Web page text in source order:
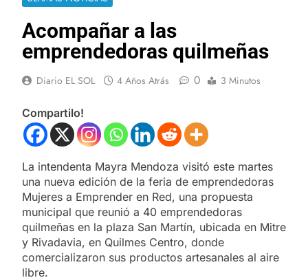
Acompañar a las
emprendedoras quilmeñas
Diario EL SOL 4 Años Atrás 0 3 Minutos
Compartilo!
La intendenta Mayra Mendoza visitó este martes
una nueva edición de la feria de emprendedoras
Mujeres a Emprender en Red, una propuesta
municipal que reunió a 40 emprendedoras
quilmeñas en la plaza San Martín, ubicada en Mitre
y Rivadavia, en Quilmes Centro, donde
comercializaron sus productos artesanales al aire
libre.